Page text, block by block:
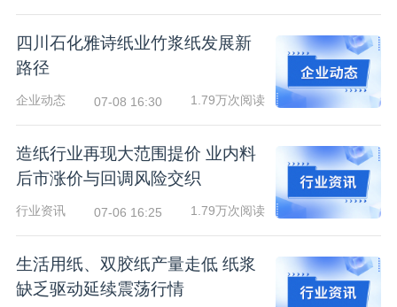
四川石化雅诗纸业竹浆纸发展新
路径
企业动态 07-08 16:30 1.79万次阅读
造纸行业再现大范围提价 业内料
后市涨价与回调风险交织
行业资讯 07-06 16:25 1.79万次阅读
生活用纸、双胶纸产量走低 纸浆
缺乏驱动延续震荡行情